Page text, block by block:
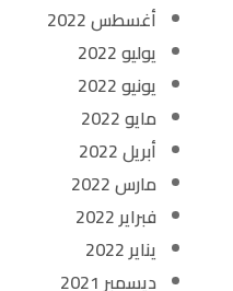
أغسطس 2022
يوليو 2022
يونيو 2022
مايو 2022
أبريل 2022
مارس 2022
فبراير 2022
يناير 2022
ديسمبر 2021